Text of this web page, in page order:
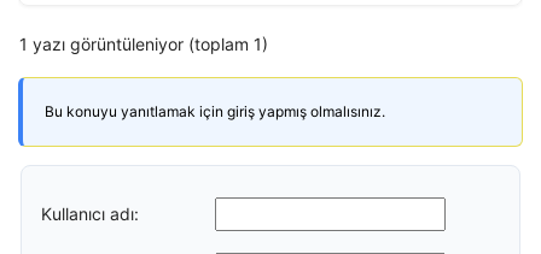
1 yazı görüntüleniyor (toplam 1)
Bu konuyu yanıtlamak için giriş yapmış olmalısınız.
Kullanıcı adı: